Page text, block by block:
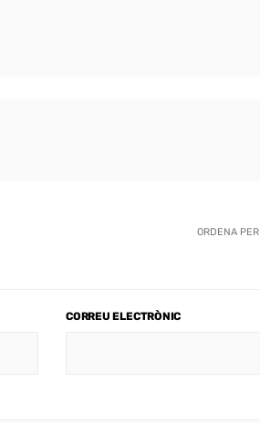
ORDENA PER
CORREU ELECTRÒNIC